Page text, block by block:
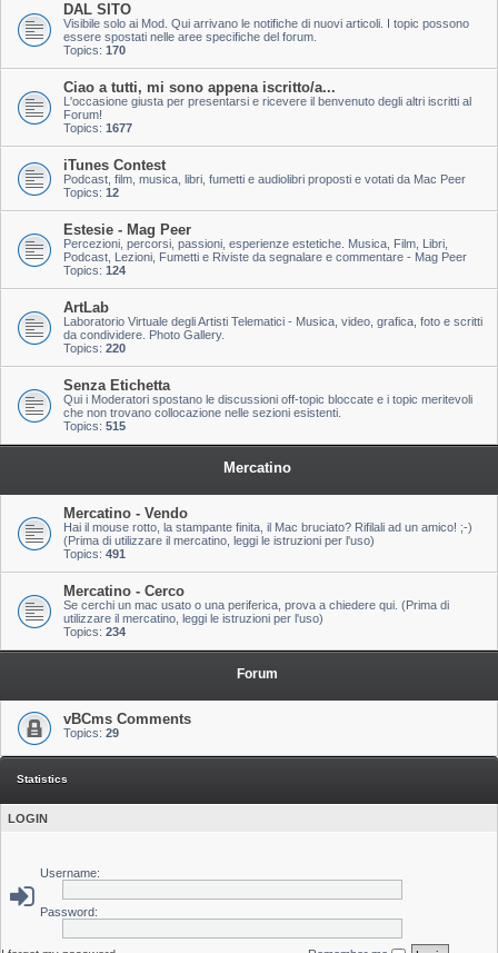
DAL SITO
Visibile solo ai Mod. Qui arrivano le notifiche di nuovi articoli. I topic possono
essere spostati nelle aree specifiche del forum.
Topics: 170
Ciao a tutti, mi sono appena iscritto/a...
L'occasione giusta per presentarsi e ricevere il benvenuto degli altri iscritti al
Forum!
Topics: 1677
iTunes Contest
Podcast, film, musica, libri, fumetti e audiolibri proposti e votati da Mac Peer
Topics: 12
Estesie - Mag Peer
Percezioni, percorsi, passioni, esperienze estetiche. Musica, Film, Libri,
Podcast, Lezioni, Fumetti e Riviste da segnalare e commentare - Mag Peer
Topics: 124
ArtLab
Laboratorio Virtuale degli Artisti Telematici - Musica, video, grafica, foto e scritti
da condividere. Photo Gallery.
Topics: 220
Senza Etichetta
Qui i Moderatori spostano le discussioni off-topic bloccate e i topic meritevoli
che non trovano collocazione nelle sezioni esistenti.
Topics: 515
Mercatino
Mercatino - Vendo
Hai il mouse rotto, la stampante finita, il Mac bruciato? Rifilali ad un amico! ;-)
(Prima di utilizzare il mercatino, leggi le istruzioni per l'uso)
Topics: 491
Mercatino - Cerco
Se cerchi un mac usato o una periferica, prova a chiedere qui. (Prima di
utilizzare il mercatino, leggi le istruzioni per l'uso)
Topics: 234
Forum
vBCms Comments
Topics: 29
Statistics
LOGIN
Username:
Password: